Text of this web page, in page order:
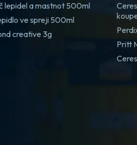
lepidel a mastnot 500ml
ve spreji 500ml
creative 3g
Pritt